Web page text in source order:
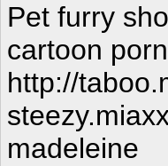
Pet furry
cartoon
http://
madeleine